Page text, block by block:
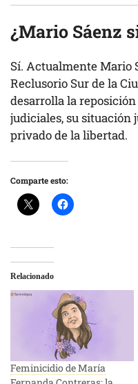
¿Mario Sáenz
Sí. Actualmente Mario
Reclusorio Sur de la
desarrolla la
judiciales, su
privado de la libertad.
Comparte esto:
Relacionado
Feminicidio de María